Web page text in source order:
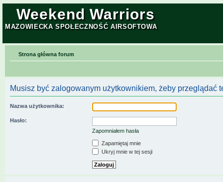
Weekend Warriors
MAZOWIECKA SPOŁECZNOŚĆ AIRSOFTOWA
Strona główna forum
Musisz być zalogowanym użytkownikiem, żeby przeglądać
Nazwa użytkownika:
Hasło:
Zapomniałem hasła
Zapamiętaj mnie
Ukryj mnie w tej sesji